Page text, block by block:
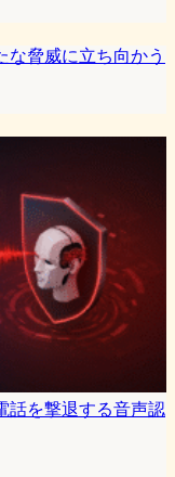
な脅威に立ち向かう
話を撃退する音声認